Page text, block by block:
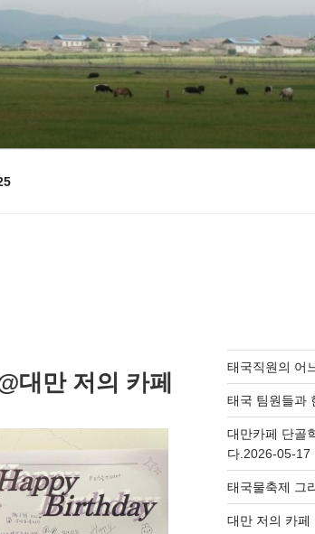
대만 저의 카페
태국직원의 어
태국 팀원들과
대만카페 단골
다. 2026-05-17
태국물축제 그
대만 저의 카페